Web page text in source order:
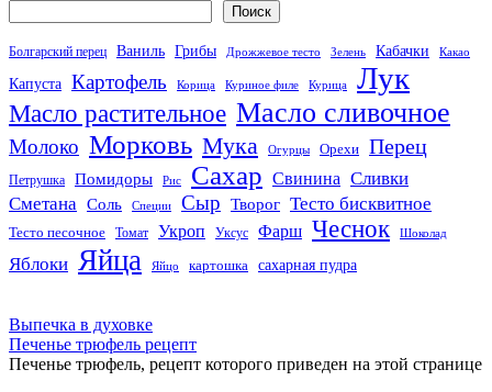
Поиск
Болгарский перец Ваниль Грибы Дрожжевое тесто Зелень Кабачки Какао
Капуста Картофель Корица Куриное филе Курица Лук
Масло растительное Масло сливочное
Молоко Морковь Мука Огурцы Орехи Перец
Петрушка Помидоры Рис Сахар Свинина Сливки
Сметана Соль Специи Сыр Творог Тесто бисквитное
Тесто песочное Томат Укроп Уксус Фарш Чеснок Шоколад
Яблоки Яйца Яйцо картошка сахарная пудра
Выпечка в духовке
Печенье трюфель рецепт
Печенье трюфель, рецепт которого приведен на этой странице